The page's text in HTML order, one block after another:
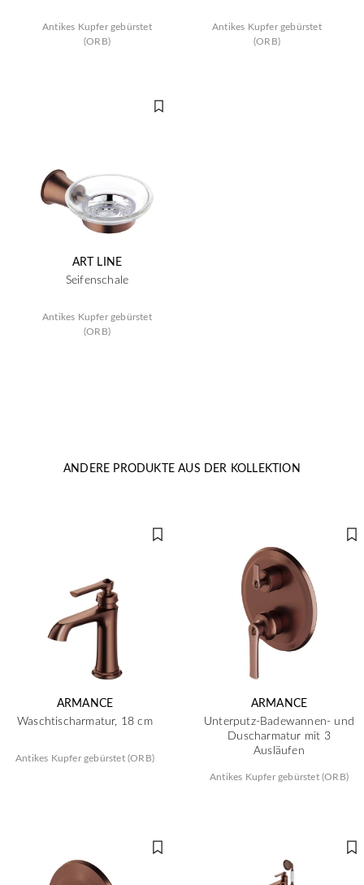
Antikes Kupfer gebürstet
(ORB)
Antikes Kupfer gebürstet
(ORB)
ART LINE
Seifenschale
Antikes Kupfer gebürstet
(ORB)
ANDERE PRODUKTE AUS DER KOLLEKTION
ARMANCE
Waschtischarmatur, 18 cm
Antikes Kupfer gebürstet (ORB)
ARMANCE
Unterputz-Badewannen- und
Duscharmatur mit 3
Ausläufen
Antikes Kupfer gebürstet (ORB)